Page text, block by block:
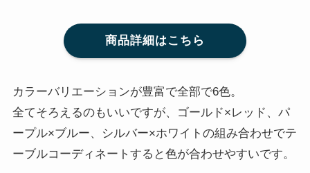
商品詳細はこちら
カラーバリエーションが豊富で全部で6色。
全てそろえるのもいいですが、ゴールド×レッド、パ
ープル×ブルー、シルバー×ホワイトの組み合わせでテ
ーブルコーディネートすると色が合わせやすいです。